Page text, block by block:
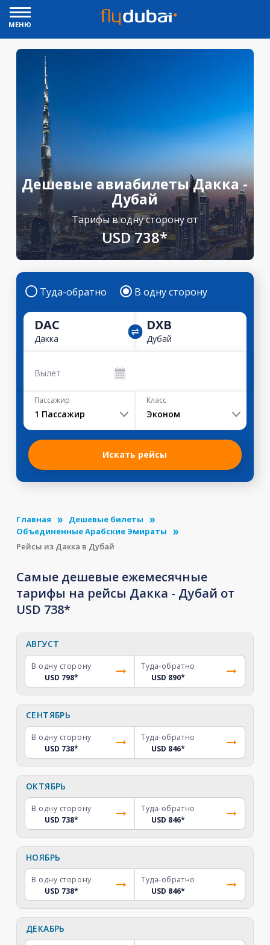
МЕНЮ
Дешевые авиабилеты Дакка -
Дубай
Тарифы в одну сторону от
USD 738*
Туда-обратно В одну сторону
DAC
Дакка
DXB
Дубай
Вылет
Пассажир
1 Пассажир
Класс
Эконом
Искать рейсы
Главная
Дешевые билеты
Объединенные Арабские Эмираты
Рейсы из Дакка в Дубай
Самые дешевые ежемесячные
тарифы на рейсы Дакка - Дубай от
USD 738*
АВГУСТ
В одну сторону
USD 798*
Туда-обратно
USD 890*
СЕНТЯБРЬ
В одну сторону
USD 738*
Туда-обратно
USD 846*
ОКТЯБРЬ
В одну сторону
USD 738*
Туда-обратно
USD 846*
НОЯБРЬ
В одну сторону
USD 738*
Туда-обратно
USD 846*
ДЕКАБРЬ